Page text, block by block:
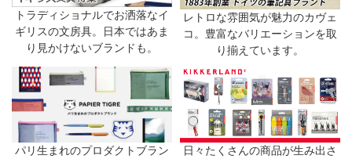
トラディショナルでお洒落なイ
ギリスの文房具。日本ではあま
り見かけないブランドも。
レトロな雰囲気が魅力のカヴェ
コ。豊富なバリエーションを取
り揃えています。
パリ生まれのプロダクトブラン
日々たくさんの商品が生み出さ